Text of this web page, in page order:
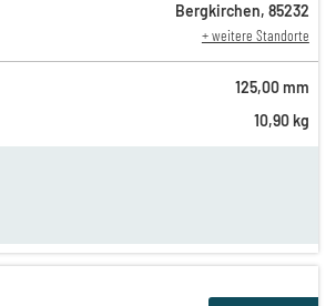
Bergkirchen, 85232
+ weitere Standorte
125,00 mm
10,90 kg